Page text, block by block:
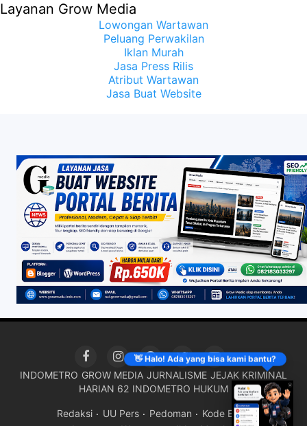
Layanan Grow Media
Lowongan Wartawan
Peluang Perwakilan
Iklan Murah
Jasa Press Rilis
Atribut Wartawan
Jasa Buat Website
👋 Halo! Ada yang bisa kami bantu?
INDOMETRO GROW MEDIA JURNALISME JEJAK KRIMINAL
HARIAN 62 INDOMETRO HUKUM
Redaksi UU Pers Pedoman
Kode Etik